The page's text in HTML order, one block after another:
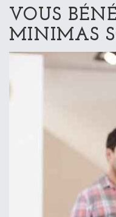
VOUS
MINIMAS